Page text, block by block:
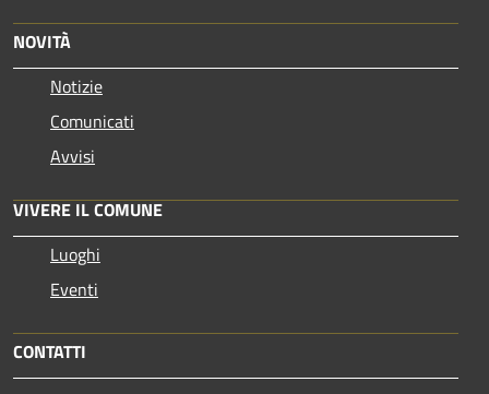
NOVITÀ
Notizie
Comunicati
Avvisi
VIVERE IL COMUNE
Luoghi
Eventi
CONTATTI